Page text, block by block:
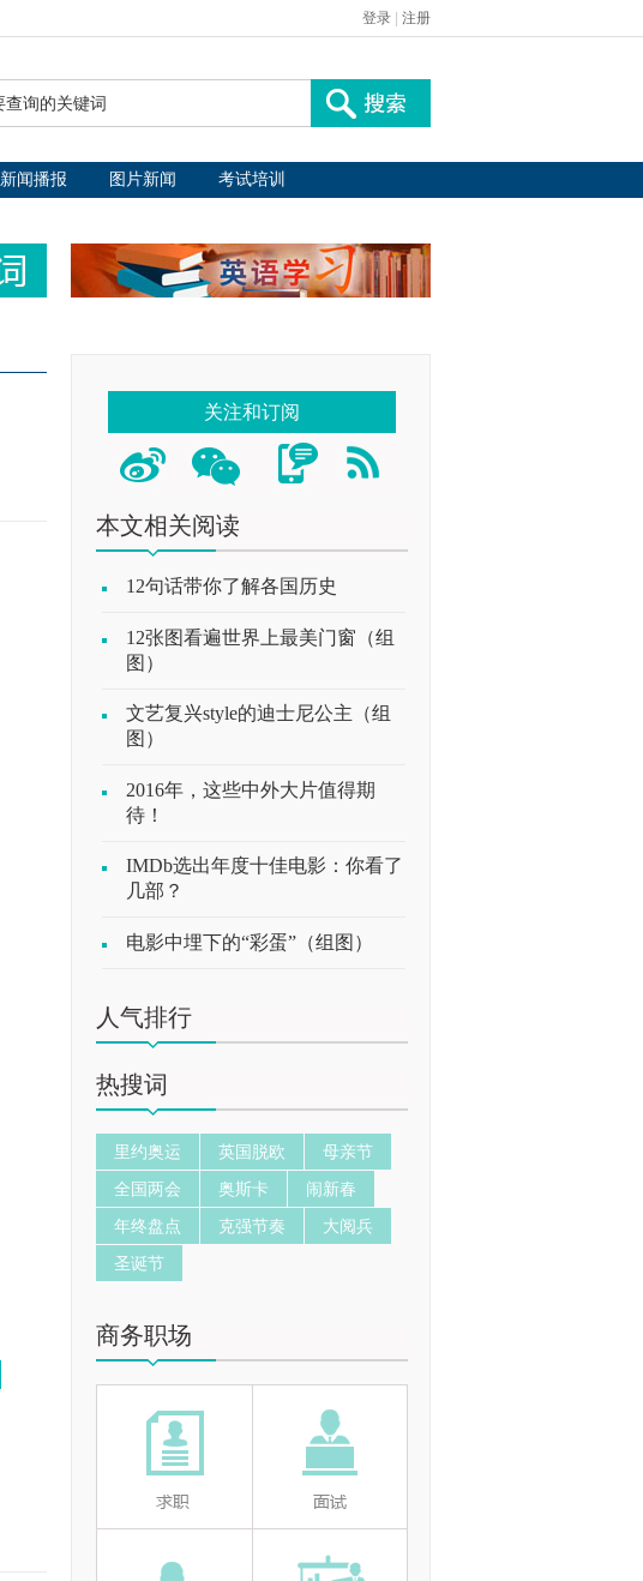
登录 注册
新闻播报 图片新闻 考试培训
关注和订阅
本文相关阅读
12句话带你了解各国历史
12张图看遍世界上最美门窗（组
图）
文艺复兴style的迪士尼公主（组
图）
2016年，这些中外大片值得期
待！
IMDb选出年度十佳电影：你看了
几部？
电影中埋下的“彩蛋”（组图）
人气排行
热搜词
里约奥运 英国脱欧
母亲节
全国两会
奥斯卡
闹新春
年终盘点
克强节奏
大阅兵
圣诞节
商务职场